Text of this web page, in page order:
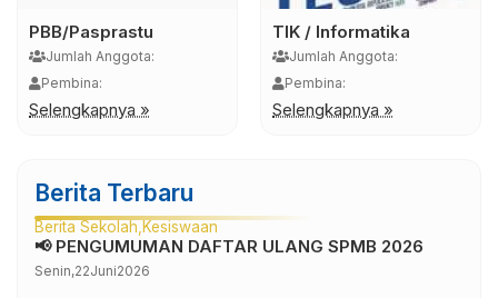
PBB/Pasprastu
Jumlah Anggota:
Pembina:
Selengkapnya »
TIK / Informatika
Jumlah Anggota:
Pembina:
Selengkapnya »
Berita Terbaru
Berita Sekolah Kesiswaan
📢 PENGUMUMAN DAFTAR ULANG SPMB 2026
Senin,22Juni2026